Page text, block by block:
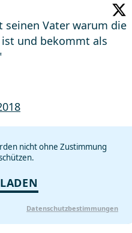
seinen Vater warum die
und bekommt als
nicht ohne Zustimmung
Datenschutzbestimmungen